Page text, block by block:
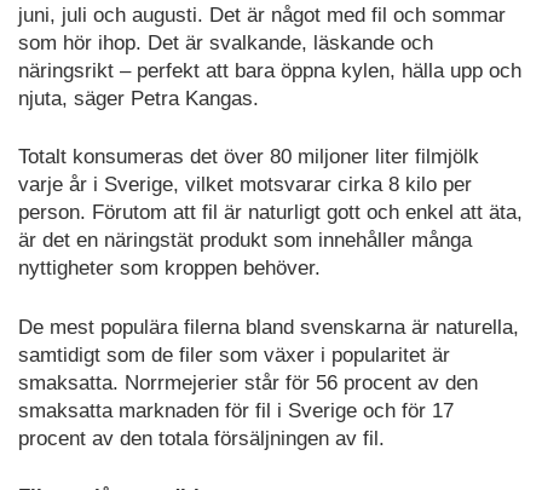
juni, juli och augusti. Det är något med fil och sommar
som hör ihop. Det är svalkande, läskande och
näringsrikt – perfekt att bara öppna kylen, hälla upp och
njuta, säger Petra Kangas.
Totalt konsumeras det över 80 miljoner liter filmjölk
varje år i Sverige, vilket motsvarar cirka 8 kilo per
person. Förutom att fil är naturligt gott och enkel att äta,
är det en näringstät produkt som innehåller många
nyttigheter som kroppen behöver.
De mest populära filerna bland svenskarna är naturella,
samtidigt som de filer som växer i popularitet är
smaksatta. Norrmejerier står för 56 procent av den
smaksatta marknaden för fil i Sverige och för 17
procent av den totala försäljningen av fil.